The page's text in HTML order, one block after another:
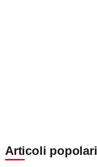
Articoli popolari